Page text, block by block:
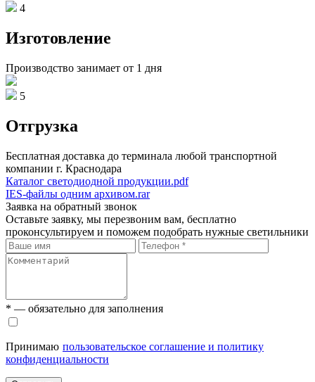
4
Изготовление
Производство занимает от 1 дня
5
Отгрузка
Бесплатная доставка до терминала любой транспортной
компании г. Краснодара
Каталог светодиодной продукции.pdf
IES-файлы одним архивом.rar
Заявка на обратный звонок
Оставьте заявку, мы перезвоним вам, бесплатно
проконсультируем и поможем подобрать нужные светильники
* — обязательно для заполнения
Принимаю пользовательское соглашение и политику
конфиденциальности